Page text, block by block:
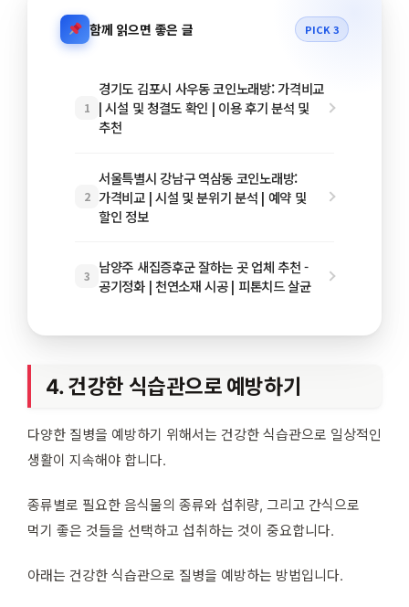
함께 읽으면 좋은 글 PICK 3
1
경기도 김포시 사우동 코인노래방: 가격비교
| 시설 및 청결도 확인 | 이용 후기 분석 및
추천
2
서울특별시 강남구 역삼동 코인노래방:
가격비교 | 시설 및 분위기 분석 | 예약 및
할인 정보
3
남양주 새집증후군 잘하는 곳 업체 추천 -
공기정화 | 천연소재 시공 | 피톤치드 살균
4. 건강한 식습관으로 예방하기
다양한 질병을 예방하기 위해서는 건강한 식습관으로 일상적인
생활이 지속해야 합니다.
종류별로 필요한 음식물의 종류와 섭취량, 그리고 간식으로
먹기 좋은 것들을 선택하고 섭취하는 것이 중요합니다.
아래는 건강한 식습관으로 질병을 예방하는 방법입니다.